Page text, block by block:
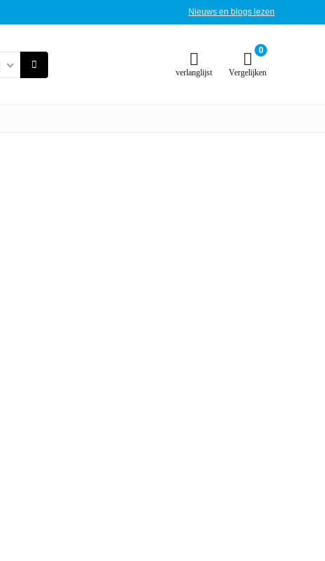
Nieuws en blogs lezen
verlanglijst
0
Vergelijken